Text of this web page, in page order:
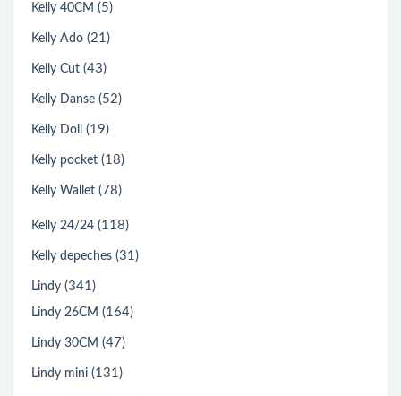
Kelly 40CM (5)
Kelly Ado (21)
Kelly Cut (43)
Kelly Danse (52)
Kelly Doll (19)
Kelly pocket (18)
Kelly Wallet (78)
Kelly 24/24 (118)
Kelly depeches (31)
Lindy (341)
Lindy 26CM (164)
Lindy 30CM (47)
Lindy mini (131)